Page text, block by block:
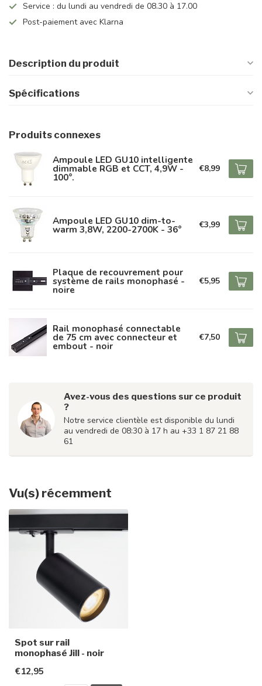
Service : du lundi au vendredi de 08.30 à 17.00
Post-paiement avec Klarna
Description du produit
Spécifications
Produits connexes
Ampoule LED GU10 intelligente
dimmable RGB et CCT, 4,9W -
100°.
€8,99
Ampoule LED GU10 dim-to-
warm 3,8W, 2200-2700K - 36° €3,99
Plaque de recouvrement pour
système de rails monophasé -
noire
€5,95
Rail monophasé connectable
de 75 cm avec connecteur et
embout - noir
€7,50
Avez-vous des questions sur ce produit
?
Notre service clientèle est disponible du lundi
au vendredi de 08:30 à 17 h au +33 1 87 21 88
61
Vu(s) récemment
Spot sur rail
monophasé Jill - noir
€12,95